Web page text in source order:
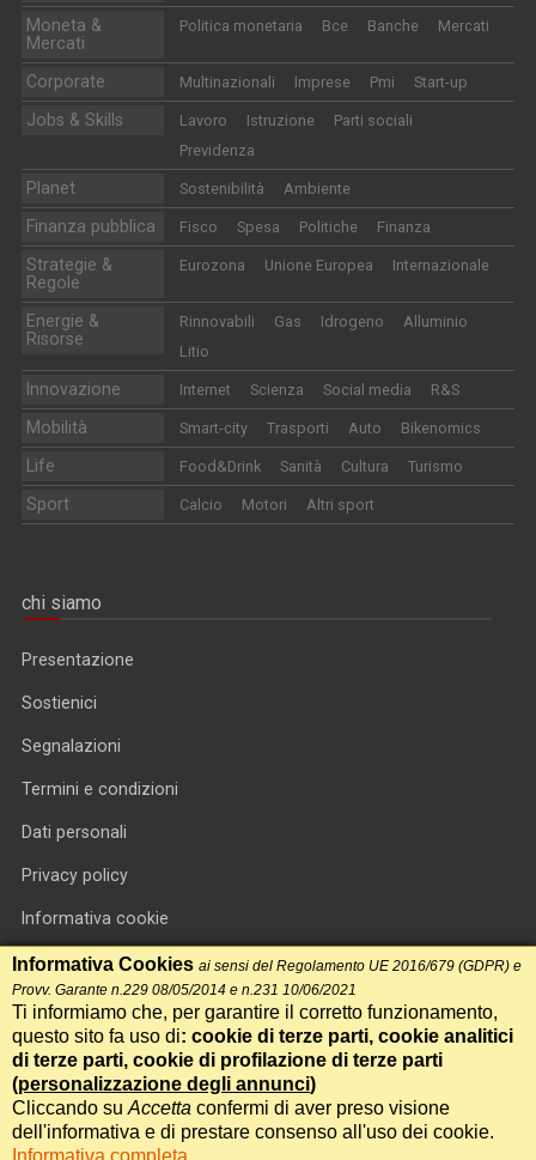
Moneta &
Mercati
Politica monetaria Bce Banche Mercati
Corporate Multinazionali Imprese Pmi Start-up
Jobs & Skills Lavoro Istruzione
Parti sociali
Previdenza
Planet Sostenibilità Ambiente
Finanza pubblica Fisco Spesa Politiche Finanza
Strategie &
Regole
Eurozona Unione Europea Internazionale
Energie &
Risorse
Rinnovabili Gas Idrogeno
Alluminio
Litio
Innovazione Internet Scienza Social media R&S
Mobilità Smart-city Trasporti Auto Bikenomics
Life Food&Drink Sanità Cultura Turismo
Sport Calcio Motori Altri sport
chi siamo
Presentazione
Sostienici
Segnalazioni
Termini e condizioni
Dati personali
Privacy policy
Informativa cookie
RSS feed
RSS Top News
Contatti
International Communication S.r.l. • P.IVA 14478081004 • Testata
giornalistica n.191, reg. Tribunale di Roma del 14/12/2017
Informativa Cookies ai sensi del Regolamento UE 2016/679 (GDPR) e
Provv. Garante n.229 08/05/2014 e n.231 10/06/2021
Ti informiamo che, per garantire il corretto funzionamento,
questo sito fa uso di: cookie di terze parti, cookie analitici
di terze parti, cookie di profilazione di terze parti
(personalizzazione degli annunci)
Cliccando su Accetta confermi di aver preso visione
dell'informativa e di prestare consenso all'uso dei cookie.
Informativa completa